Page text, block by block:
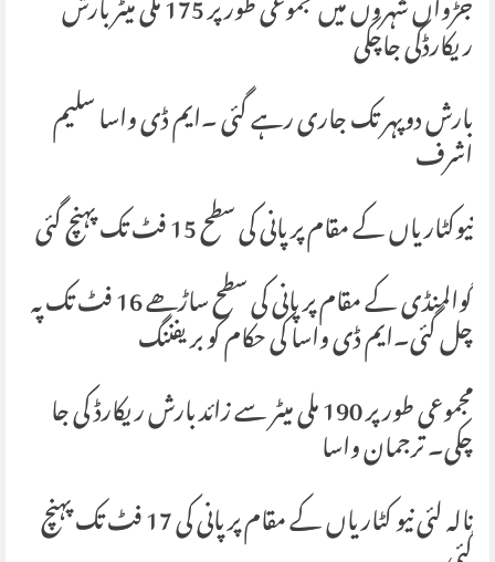
ریکارڈکی جاچکی
بارش دوپہر تک جاری رہے گئی ۔ایم ڈی واسا سلیم
اشرف
نیوکٹاریاں کے مقام پر پانی کی سطح 15 فٹ تک پہنچ گئی
گوالمنڈی کے مقام پر پانی کی سطح ساڑھے 16 فٹ تک پہ چل گئی۔ایم ڈی واسا کی حکام کو بریفننگ
مجموعی طور پر 190 ملی میٹر سے زائد بارش ریکارڈ کی جاچکی۔ ترجمان واسا
نالہ لئی نیو کٹاریاں کے مقام پر پانی کی 17 فٹ تک پہنچ